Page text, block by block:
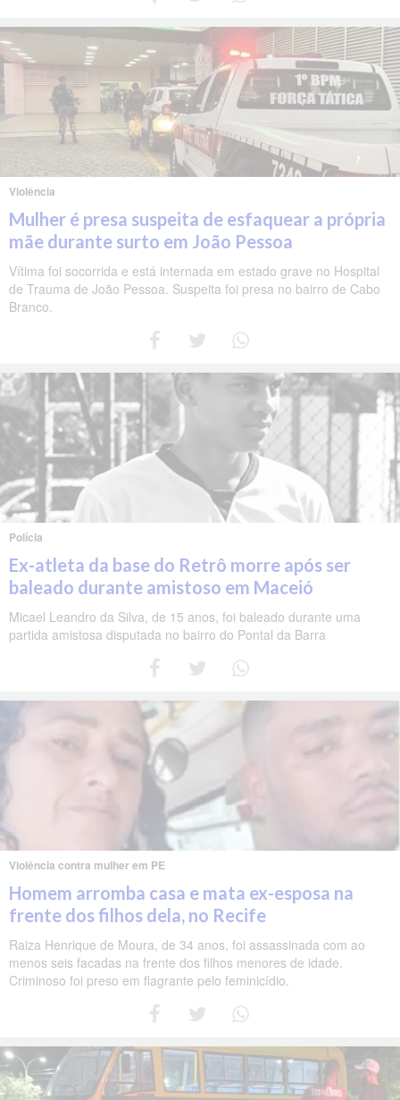
Violência
Mulher é presa suspeita de esfaquear a própria
mãe durante surto em João Pessoa
Vítima foi socorrida e está internada em estado grave no Hospital
de Trauma de João Pessoa. Suspeita foi presa no bairro de Cabo
Branco.
Polícia
Ex-atleta da base do Retrô morre após ser
baleado durante amistoso em Maceió
Micael Leandro da Silva, de 15 anos, foi baleado durante uma
partida amistosa disputada no bairro do Pontal da Barra
Violência contra mulher em PE
Homem arromba casa e mata ex-esposa na
frente dos filhos dela, no Recife
Raiza Henrique de Moura, de 34 anos, foi assassinada com ao
menos seis facadas na frente dos filhos menores de idade.
Criminoso foi preso em flagrante pelo feminicídio.